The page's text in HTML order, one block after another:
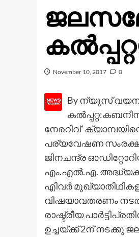
November 10, 2017 0
By ന്യൂസ്
നേരറിവ്'
പര്യവേഷണ
ജിനചന്ദ്ര
എം.എല്‍.എ.
എിവര്‍
വിഷയാവതരണം
രാഷ്ട്രീയ
ഉച്ചയ്ക്ക് 2ന് നടക്കു